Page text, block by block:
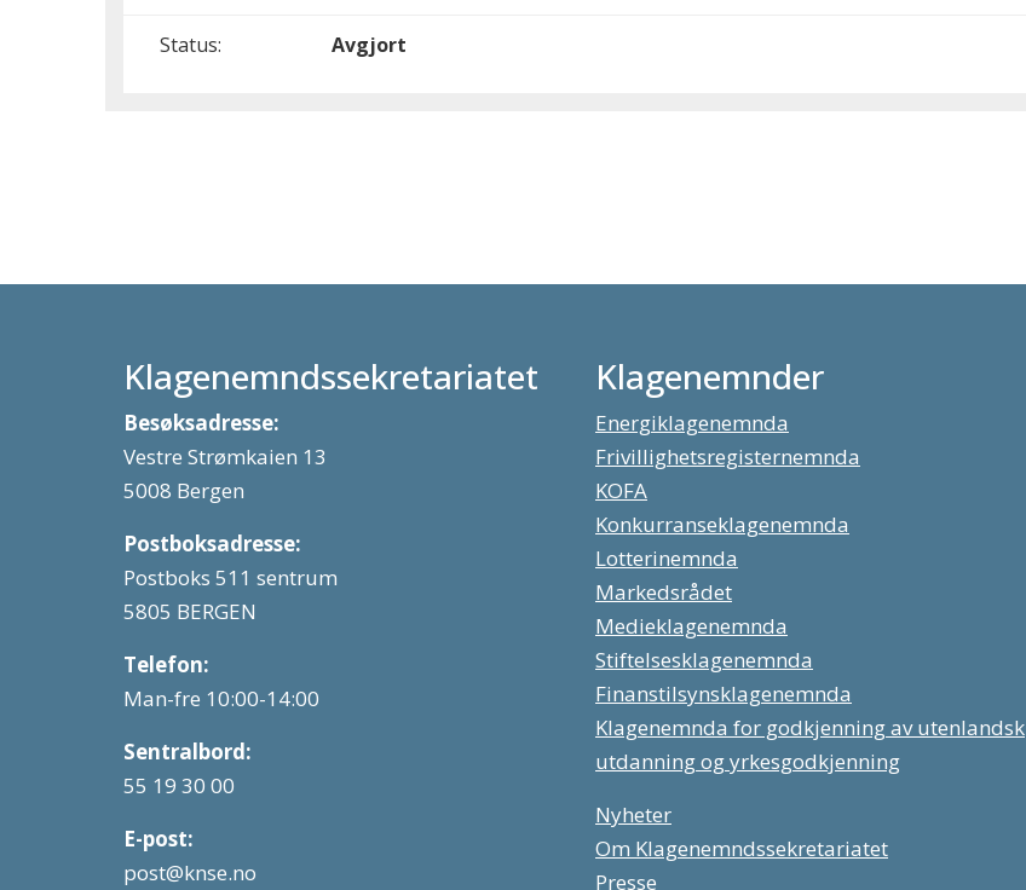
Status: Avgjort
Klagenemndssekretariatet
Besøksadresse:
Vestre Strømkaien 13
5008 Bergen
Postboksadresse:
Postboks 511 sentrum
5805 BERGEN
Telefon:
Man-fre 10:00-14:00
Sentralbord:
55 19 30 00
E-post:
post@knse.no
Klagenemnder
Energiklagenemnda
Frivillighetsregisternemnda
KOFA
Konkurranseklagenemnda
Lotterinemnda
Markedsrådet
Medieklagenemnda
Stiftelsesklagenemnda
Finanstilsynsklagenemnda
Klagenemnda for godkjenning av utenlandsk
utdanning og yrkesgodkjenning
Nyheter
Om Klagenemndssekretariatet
Presse